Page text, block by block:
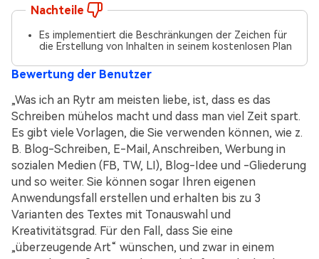
Nachteile
Es implementiert die Beschränkungen der Zeichen für
die Erstellung von Inhalten in seinem kostenlosen Plan
Bewertung der Benutzer
„Was ich an Rytr am meisten liebe, ist, dass es das
Schreiben mühelos macht und dass man viel Zeit spart.
Es gibt viele Vorlagen, die Sie verwenden können, wie z.
B. Blog-Schreiben, E-Mail, Anschreiben, Werbung in
sozialen Medien (FB, TW, LI), Blog-Idee und -Gliederung
und so weiter. Sie können sogar Ihren eigenen
Anwendungsfall erstellen und erhalten bis zu 3
Varianten des Textes mit Tonauswahl und
Kreativitätsgrad. Für den Fall, dass Sie eine
„überzeugende Art“ wünschen, und zwar in einem